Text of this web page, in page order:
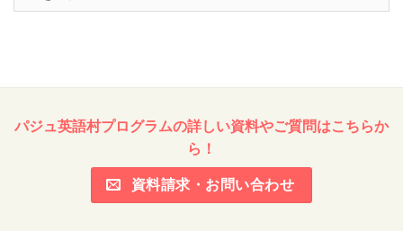
パジュ英語村プログラムの詳しい資料やご質問はこちらか
ら！
資料請求・お問い合わせ